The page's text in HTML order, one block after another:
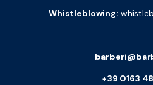
Whistleblowing:
+39 0163